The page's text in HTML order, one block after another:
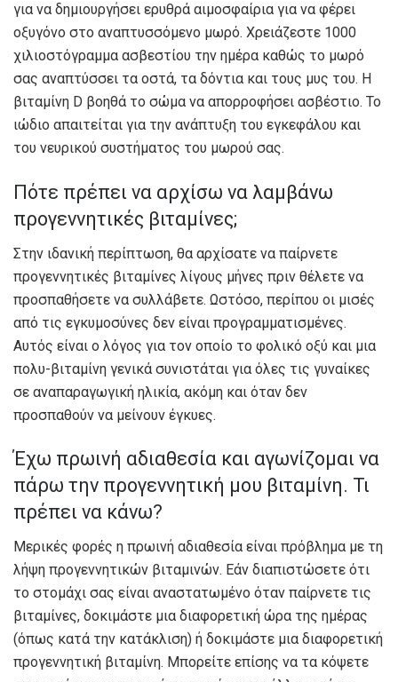
για να δημιουργήσει ερυθρά αιμοσφαίρια για να φέρει
οξυγόνο στο αναπτυσσόμενο μωρό. Χρειάζεστε 1000
χιλιοστόγραμμα ασβεστίου την ημέρα καθώς το μωρό
σας αναπτύσσει τα οστά, τα δόντια και τους μυς του. Η
βιταμίνη D βοηθά το σώμα να απορροφήσει ασβέστιο. Το
ιώδιο απαιτείται για την ανάπτυξη του εγκεφάλου και
του νευρικού συστήματος του μωρού σας.
Πότε πρέπει να αρχίσω να λαμβάνω
προγεννητικές βιταμίνες;
Στην ιδανική περίπτωση, θα αρχίσατε να παίρνετε
προγεννητικές βιταμίνες λίγους μήνες πριν θέλετε να
προσπαθήσετε να συλλάβετε. Ωστόσο, περίπου οι μισές
από τις εγκυμοσύνες δεν είναι προγραμματισμένες.
Αυτός είναι ο λόγος για τον οποίο το φολικό οξύ και μια
πολυ-βιταμίνη γενικά συνιστάται για όλες τις γυναίκες
σε αναπαραγωγική ηλικία, ακόμη και όταν δεν
προσπαθούν να μείνουν έγκυες.
Έχω πρωινή αδιαθεσία και αγωνίζομαι να
πάρω την προγεννητική μου βιταμίνη. Τι
πρέπει να κάνω?
Μερικές φορές η πρωινή αδιαθεσία είναι πρόβλημα με τη
λήψη προγεννητικών βιταμινών. Εάν διαπιστώσετε ότι
το στομάχι σας είναι αναστατωμένο όταν παίρνετε τις
βιταμίνες, δοκιμάστε μια διαφορετική ώρα της ημέρας
(όπως κατά την κατάκλιση) ή δοκιμάστε μια διαφορετική
προγεννητική βιταμίνη. Μπορείτε επίσης να τα κόψετε